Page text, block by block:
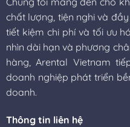
chất lượng, tiện nghi và
tiết kiệm chi phí và tối ưu
nhìn dài hạn và phương
hàng, Arental Vietnam
doanh nghiệp phát triển
doanh.
Thông tin liên hệ